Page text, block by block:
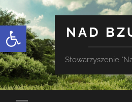
Otwórz pasek
NAD
Stowarzyszenie